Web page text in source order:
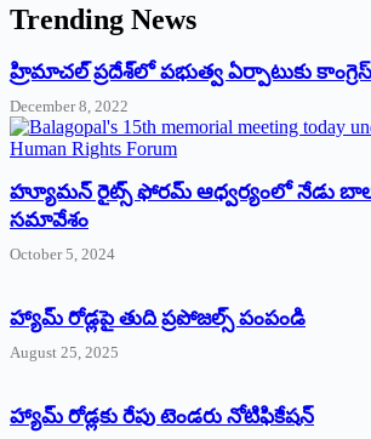
Trending News
‌హ్రిమాచల్‌ ‌ప్రదేశ్‌లో పభుత్వ ఏర్పాటుకు
December 8, 2022
హ్యూమన్‌ రైట్స్‌ ఫోరమ్‌ ఆధ్వర్యంలో నేడు
సమావేశం
October 5, 2024
హ్యామ్‌ రోడ్లపై తుది ప్రపోజల్స్‌ పంపండి
August 25, 2025
హ్యామ్‌ రోడ్లకు రేపు టెండరు నోటిఫికేషన్‌